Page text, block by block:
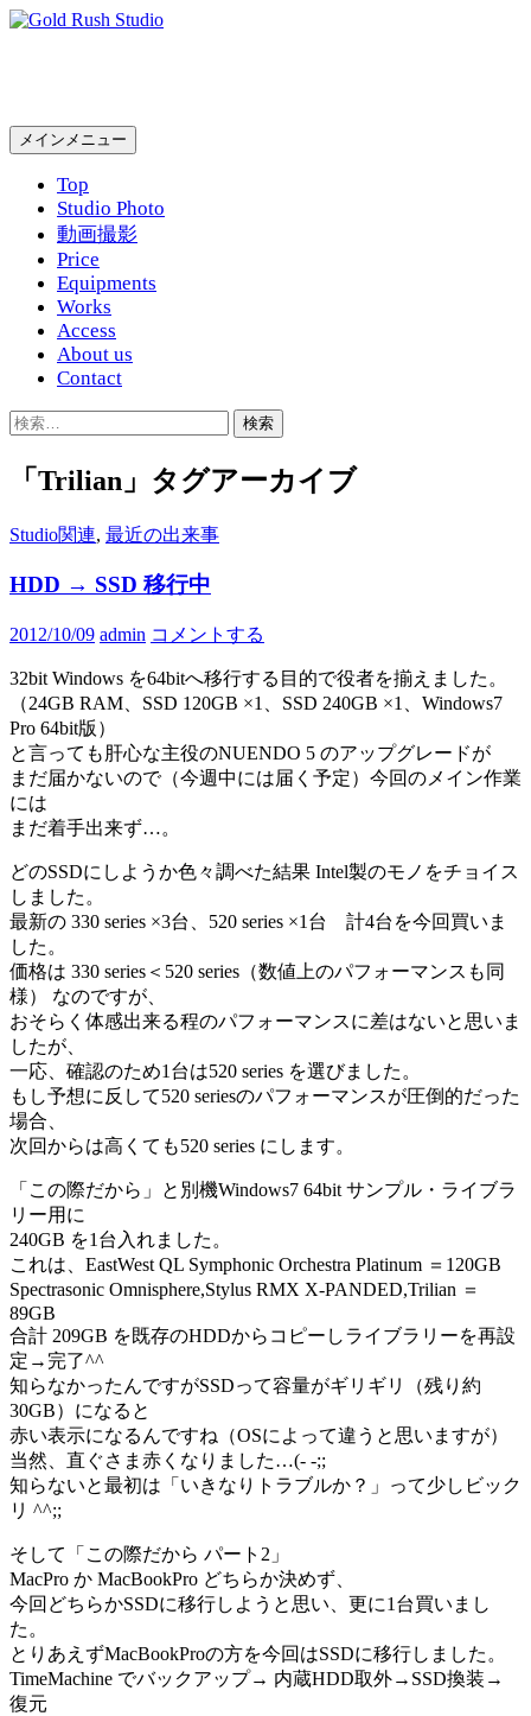
コ
へ
検
索
メインメニュー
Top
Studio Photo
動画撮影
Price
Equipments
Works
Access
About us
Contact
検
「Trilian」タグアーカイブ
Studio関連, 最近の出来事
HDD → SSD 移行中
2012/10/09 admin コメントする
32bit Windows を64bitへ移行する目的で役者を揃えました。
（24GB RAM、SSD 120GB ×1、SSD 240GB ×1、Windows7
Pro 64bit版）
と言っても肝心な主役のNUENDO 5 のアップグレードが
まだ届かないので（今週中には届く予定）今回のメイン作業
には
まだ着手出来ず…。
どのSSDにしようか色々調べた結果 Intel製のモノをチョイス
しました。
最新の 330 series ×3台、520 series ×1台 計4台を今回買いま
した。
価格は 330 series＜520 series（数値上のパフォーマンスも同
様） なのですが、
おそらく体感出来る程のパフォーマンスに差はないと思いま
したが、
一応、確認のため1台は520 series を選びました。
もし予想に反して520 seriesのパフォーマンスが圧倒的だった
場合、
次回からは高くても520 series にします。
「この際だから」と別機Windows7 64bit サンプル・ライブラ
リー用に
240GB を1台入れました。
これは、EastWest QL Symphonic Orchestra Platinum ＝120GB
Spectrasonic Omnisphere,Stylus RMX X-PANDED,Trilian ＝
89GB
合計 209GB を既存のHDDからコピーしライブラリーを再設
定→完了^^
知らなかったんですがSSDって容量がギリギリ（残り約
30GB）になると
赤い表示になるんですね（OSによって違うと思いますが）
当然、直ぐさま赤くなりました…(- -;;
知らないと最初は「いきなりトラブルか？」って少しビック
リ ^^;;
そして「この際だから パート2」
MacPro か MacBookPro どちらか決めず、
今回どちらかSSDに移行しようと思い、更に1台買いまし
た。
とりあえずMacBookProの方を今回はSSDに移行しました。
TimeMachine でバックアップ→ 内蔵HDD取外→SSD換装→
復元